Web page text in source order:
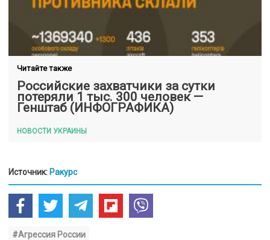
Читайте также
Российские захватчики за сутки
потеряли 1 тыс. 300 человек —
Генштаб (ИНФОГРАФИКА)
НОВОСТИ УКРАИНЫ
Источник: Ракурс
#Агрессия России